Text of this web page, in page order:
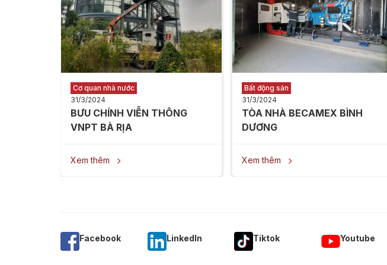
Cơ quan nhà nước
31/3/2024
BƯU CHÍNH VIỄN THÔNG
VNPT BÀ RỊA
Xem thêm 
Bất động sản
31/3/2024
TÒA NHÀ BECAMEX BÌNH
DƯƠNG
Xem thêm 
Facebook Linkedln Tiktok Youtube